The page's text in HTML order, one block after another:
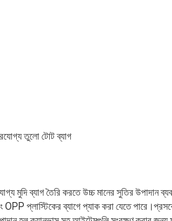
তুলো টোট ব্যাগ
মুদি ব্যাগ তৈরি করতে উচ্চ মানের সুতির
প্লাস্টিকের ব্যাগে প্যাক করা যেতে